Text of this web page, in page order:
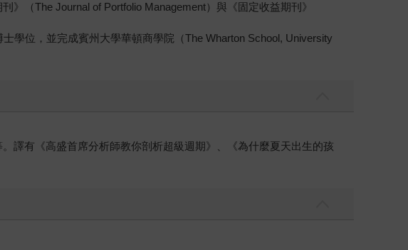
（The Journal of Portfolio Management）與《固定收益期刊》
學位，並完成賓州大學華頓商學院（The Wharton School, University
譯有《高盛首席分析師教你剖析超級週期》、《為什麼夏天出生的孩